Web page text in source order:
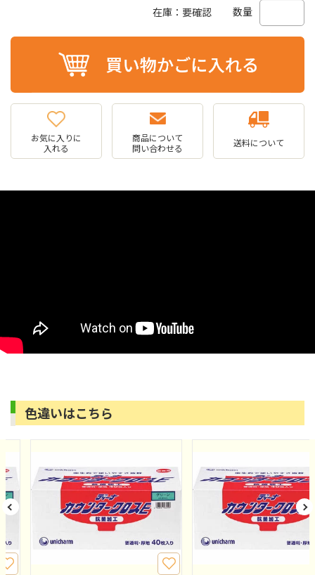
在庫：要確認 数量
お気に入りに
入れる
商品について
問い合わせる
送料について
色違いはこちら